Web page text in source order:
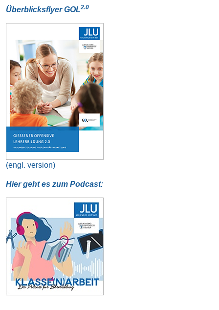
Überblicksflyer GOL2.0
(engl. version)
Hier geht es zum Podcast: